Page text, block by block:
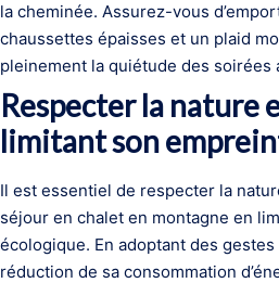
la cheminée. Assurez-vous
chaussettes épaisses et un plaid
pleinement la quiétude des soirées
Respecter la nature
limitant son
Il est essentiel de respecter la
séjour en chalet en montagne en
écologique. En adoptant des
réduction de sa consommation